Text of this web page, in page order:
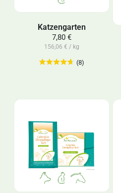
Katzengarten
7,80 €
156,06 € / kg
(8)